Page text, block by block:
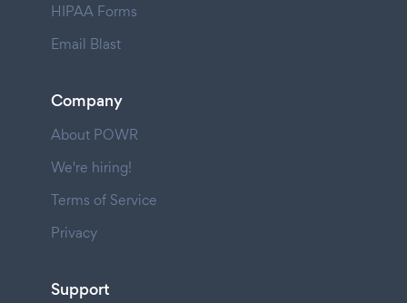
HIPAA Forms
Email Blast
Company
About POWR
We're hiring!
Terms of Service
Privacy
Support